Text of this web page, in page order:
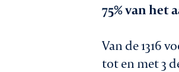
75% van het
Van de 1316
tot en met 3